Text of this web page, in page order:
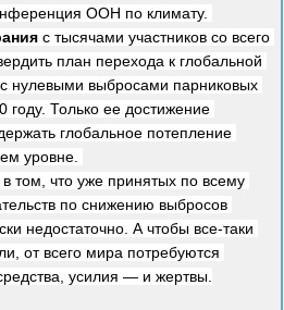
ООН по климату.
с тысячами участников со всего
план перехода к глобальной
нулевыми выбросами парниковых
году. Только ее достижение
глобальное потепление
уровне.
в том, что уже принятых по всему
по снижению выбросов
недостаточно. А чтобы все-таки
от всего мира потребуются
усилия — и жертвы.